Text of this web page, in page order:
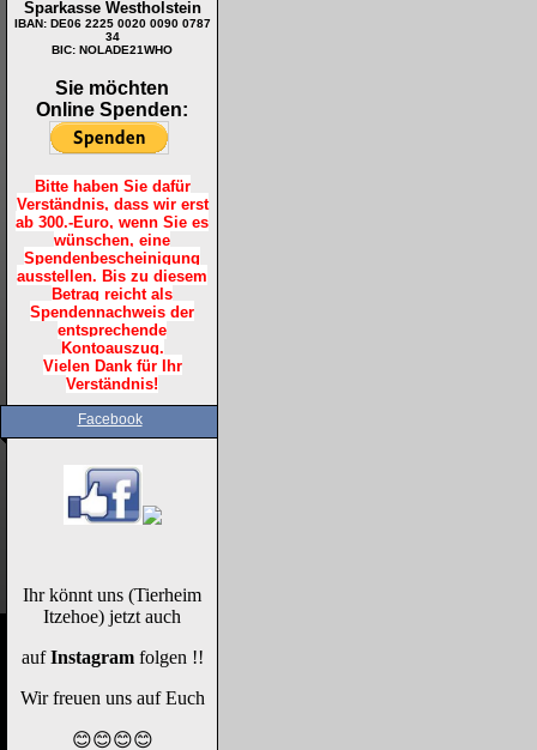
Sparkasse Westholstein
IBAN: DE06 2225 0020 0090 0787
34
BIC: NOLADE21WHO
Sie möchten
Online Spenden:
Bitte haben Sie dafür
Verständnis, dass wir erst
ab 300.-Euro, wenn Sie es
wünschen, eine
Spendenbescheinigung
ausstellen. Bis zu diesem
Betrag reicht als
Spendennachweis der
entsprechende
Kontoauszug.
Vielen Dank für Ihr
Verständnis!
Facebook
Ihr könnt uns (Tierheim
Itzehoe) jetzt auch
aufInstagramfolgen !!
Wir freuen uns auf Euch
😊😊😊😊